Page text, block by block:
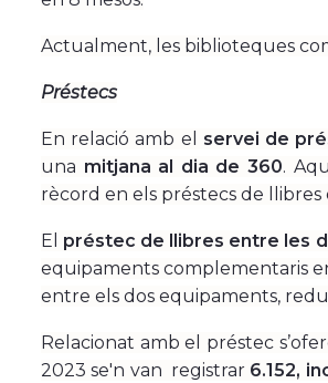
Actualment, les biblioteques
Préstecs
En relació amb el servei de
una mitjana al dia de 360.
rècord en els préstecs de llibres
El préstec de llibres entre les
equipaments complementaris
entre els dos equipaments,
Relacionat amb el préstec
2023 se'n van registrar 6.152,